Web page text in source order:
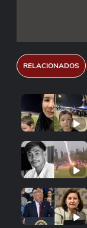
RELACIONADOS